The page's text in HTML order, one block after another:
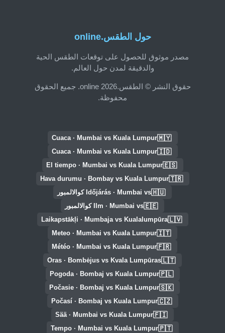
حول الطقس.online
مصدر موثوق للحصول على توقعات الطقس الحية
والدقيقة لمدن حول العالم.
حقوق النشر © الطقس.online 2026. جميع الحقوق
محفوظة.
🇲🇾
Cuaca · Mumbai vs Kuala Lumpur
🇮🇩
Cuaca · Mumbai vs Kuala Lumpur
🇪🇸
El tiempo · Mumbai vs Kuala Lumpur
🇹🇷
Hava durumu · Bombay vs Kuala Lumpur
🇭🇺Időjárás · Mumbai vs كوالالمبور
🇪🇪Ilm · Mumbai vs كوالالمبور
🇱🇻
Laikapstākļi · Mumbaja vs Kualalumpūra
🇮🇹
Meteo · Mumbai vs Kuala Lumpur
🇫🇷
Météo · Mumbai vs Kuala Lumpur
🇱🇹
Oras · Bombėjus vs Kvala Lumpūras
🇵🇱
Pogoda · Bombaj vs Kuala Lumpur
🇸🇰
Počasie · Bombaj vs Kuala Lumpur
🇨🇿
Počasí · Bombaj vs Kuala Lumpur
🇫🇮
Sää · Mumbai vs Kuala Lumpur
🇵🇹
Tempo · Mumbai vs Kuala Lumpur